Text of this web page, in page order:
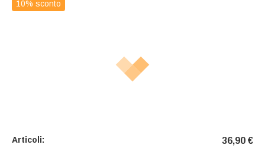
10% sconto
Articoli: 36,90 €